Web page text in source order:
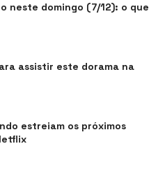
neste domingo (7/12): o que
assistir este dorama na
estreiam os próximos